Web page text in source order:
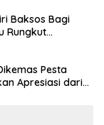
Baksos Bagi
Rungkut
Pesta
Apresiasi dari